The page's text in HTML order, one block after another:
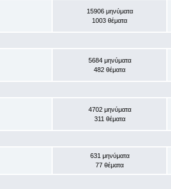
15906 μηνύματα
1003 θέματα
5684 μηνύματα
482 θέματα
4702 μηνύματα
311 θέματα
631 μηνύματα
77 θέματα